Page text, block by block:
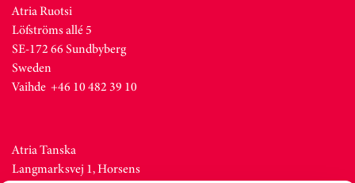
Atria Ruotsi
Löfströms allé 5
SE-172 66 Sundbyberg
Sweden
Vaihde +46 10 482 39 10
Atria Tanska
Langmarksvej 1, Horsens